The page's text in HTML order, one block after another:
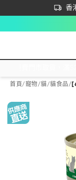
香
立
首次APP
首頁/寵物/貓/貓食品/